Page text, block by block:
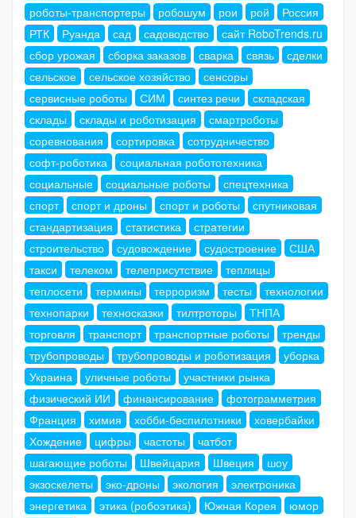
роботы-транспортеры
робошум рои рой
Россия
РТК
Руанда сад садоводство
сайт RoboTrends.ru
сбор урожая
сборка заказов сварка связь
сделки
сельское
сельское хозяйство
сенсоры
сервисные роботы
СИМ синтез речи
складская
склады
склады и роботизация
смартроботы
соревнования
сортировка
сотрудничество
софт-роботика
социальная робототехника
социальные
социальные роботы
спецтехника
спорт
спорт и дроны спорт и роботы
спутниковая
стандартизация
статистика
стратегии
строительство
судовождение судостроение
США
такси
телеком телеприсутствие
теплицы
теплосети
термины терроризм тесты
технологии
технопарки
техносказки тилтроторы
ТНПА
торговля
транспорт транспортные роботы
тренды
трубопроводы
трубопроводы и роботизация
уборка
Украина
уличные роботы
участники рынка
физический ИИ
финансирование
фотограмметрия
Франция
химия хобби-беспилотники
ховербайки
Хождение
цифры частоты
чатбот
шагающие роботы
Швейцария Швеция
шоу
экзоскелеты
эко-дроны экология
электроника
энергетика
этика (робоэтика) Южная Корея
юмор